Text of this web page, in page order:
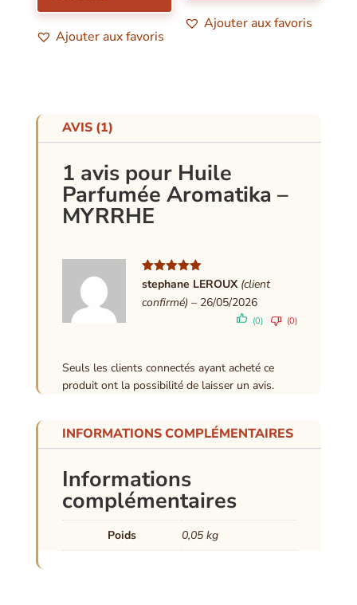
Ajouter aux favoris
Ajouter aux favoris
AVIS (1)
1 avis pour Huile
Parfumée Aromatika –
MYRRHE
Note5sur
stephane LEROUX (client
confirmé) – 26/05/2026
(0) (0)
Seuls les clients connectés ayant acheté ce
produit ont la possibilité de laisser un avis.
INFORMATIONS COMPLÉMENTAIRES
Informations
complémentaires
Poids 0,05 kg